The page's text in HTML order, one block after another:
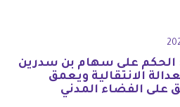
على سهام بن سدرين
الانتقالية ويعمق
على الفضاء المدني